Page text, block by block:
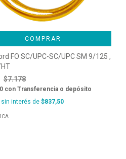
COMPRAR
FO SC/UPC-SC/UPC SM 9/125 ,
$7.178
con Transferencia o depósito
interés de $837,50